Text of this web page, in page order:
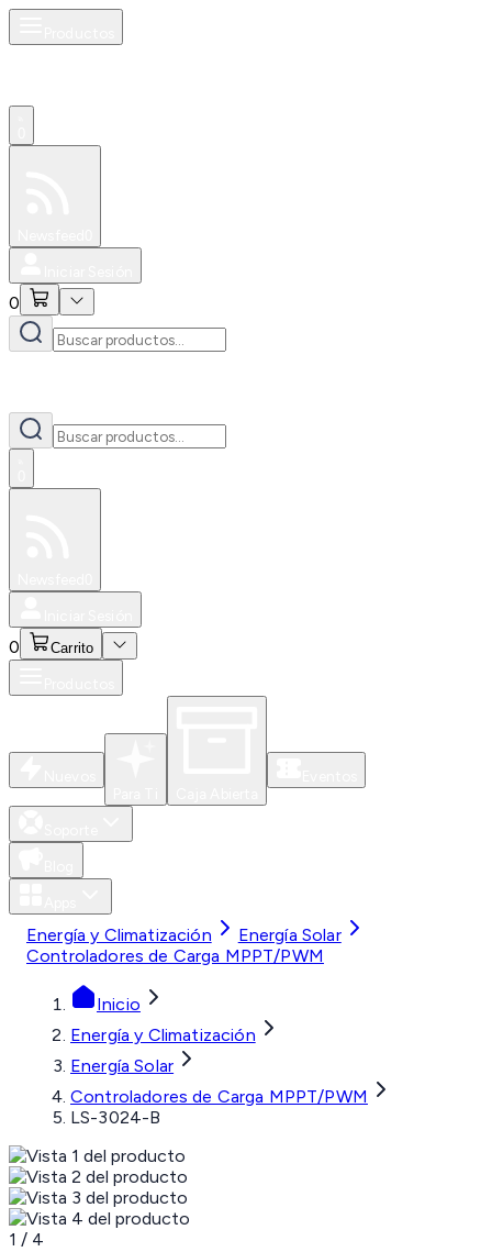
0
0 Carrito
Energía y Climatización
Energía Solar
Controladores de Carga MPPT/PWM
Inicio
Energía y Climatización
Energía Solar
Controladores de Carga MPPT/PWM
LS-3024-B
1 / 4